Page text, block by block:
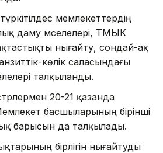
мемлекеттердің
даму мәселелері, ТМЫК
нығайту, сондай-ақ
көлік саласындағы
талқыланды.
20-21 қазанда
басшыларының бірінші
барысын да талқылады.
бірлігін нығайтуды